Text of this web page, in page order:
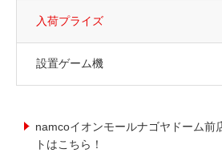
入荷プライズ
設置ゲーム機
namcoイオンモールナゴヤドーム前
トはこちら！